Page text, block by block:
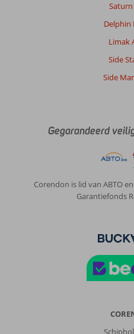
Saturn
Delphin
Limak
Side
Side
Gegarandeerd
Corendon is lid van ABTO
Garantiefonds